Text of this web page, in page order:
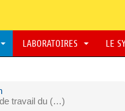
LABORATOIRES LE
travail du (…)